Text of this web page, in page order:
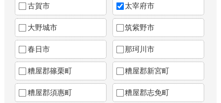
古賀市 太宰府市
大野城市 筑紫野市
春日市 那珂川市
糟屋郡篠栗町 糟屋郡新宮町
糟屋郡須惠町 糟屋郡志免町